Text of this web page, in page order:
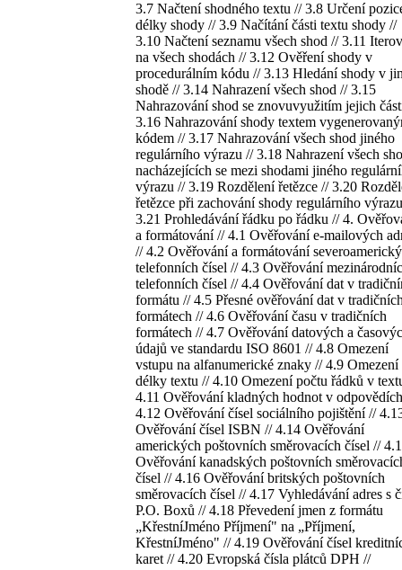
3.7 Načtení shodného textu // 3.8 Určení
délky shody // 3.9 Načítání části textu shody //
3.10 Načtení seznamu všech shod // 3.11
na všech shodách // 3.12 Ověření shody v
procedurálním kódu // 3.13 Hledání shody v
shodě // 3.14 Nahrazení všech shod // 3.15
Nahrazování shod se znovuvyužitím jejich
3.16 Nahrazování shody textem
kódem // 3.17 Nahrazování všech shod jiného
regulárního výrazu // 3.18 Nahrazení všech
nacházejících se mezi shodami jiného
výrazu // 3.19 Rozdělení řetězce // 3.20
řetězce při zachování shody regulárního
3.21 Prohledávání řádku po řádku // 4.
a formátování // 4.1 Ověřování e-mailových
// 4.2 Ověřování a formátování
telefonních čísel // 4.3 Ověřování
telefonních čísel // 4.4 Ověřování dat v
formátu // 4.5 Přesné ověřování dat v
formátech // 4.6 Ověřování času v tradičních
formátech // 4.7 Ověřování datových a
údajů ve standardu ISO 8601 // 4.8 Omezení
vstupu na alfanumerické znaky // 4.9 Omezení
délky textu // 4.10 Omezení počtu řádků v
4.11 Ověřování kladných hodnot v
4.12 Ověřování čísel sociálního pojištění //
Ověřování čísel ISBN // 4.14 Ověřování
amerických poštovních směrovacích čísel //
Ověřování kanadských poštovních
čísel // 4.16 Ověřování britských poštovních
směrovacích čísel // 4.17 Vyhledávání adres s
P.O. Boxů // 4.18 Převedení jmen z formátu
„KřestníJméno Příjmení" na „Příjmení,
KřestníJméno" // 4.19 Ověřování čísel
karet // 4.20 Evropská čísla plátců DPH //